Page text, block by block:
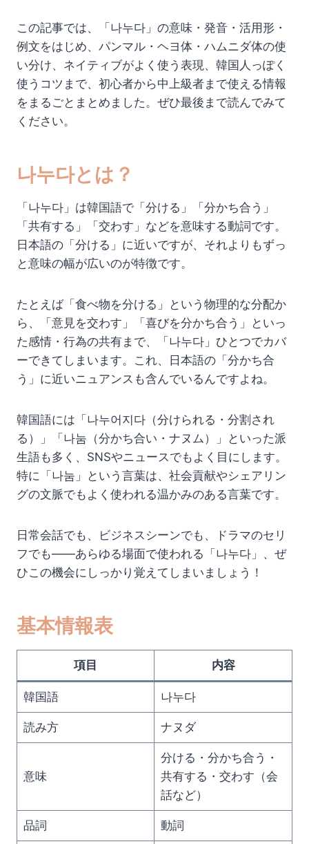
この記事では、「나누다」の意味・発音・活用形・
例文をはじめ、パンマル・ヘヨ体・ハムニダ体の使
い分け、ネイティブがよく使う表現、韓国人っぽく
使うコツまで、初心者から中上級者まで使える情報
をまるごとまとめました。ぜひ最後まで読んでみて
ください。
나누다とは？
「나누다」は韓国語で「分ける」「分かち合う」
「共有する」「交わす」などを意味する動詞です。
日本語の「分ける」に近いですが、それよりもずっ
と意味の幅が広いのが特徴です。
たとえば「食べ物を分ける」という物理的な分配か
ら、「意見を交わす」「喜びを分かち合う」といっ
た感情・行為の共有まで、「나누다」ひとつでカバ
ーできてしまいます。これ、日本語の「分かち合
う」に近いニュアンスも含んでいるんですよね。
韓国語には「나누어지다（分けられる・分割され
る）」「나눔（分かち合い・ナヌム）」といった派
生語も多く、SNSやニュースでもよく目にします。
特に「나눔」という言葉は、社会貢献やシェアリン
グの文脈でもよく使われる温かみのある言葉です。
日常会話でも、ビジネスシーンでも、ドラマのセリ
フでも——あらゆる場面で使われる「나누다」、ぜ
ひこの機会にしっかり覚えてしまいましょう！
基本情報表
項目 内容
韓国語 나누다
読み方 ナヌダ
意味
分ける・分かち合う・
共有する・交わす（会
話など）
品詞 動詞